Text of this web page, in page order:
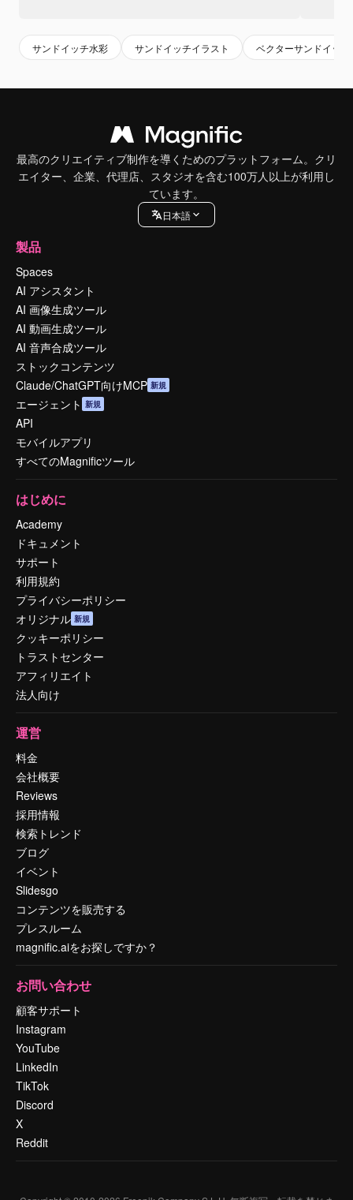
サンドイッチ水彩 サンドイッチイラスト ベクターサンドイッ
最高のクリエイティブ制作を導くためのプラットフォーム。クリ
エイター、企業、代理店、スタジオを含む100万人以上が利用し
ています。
日本語
製品
Spaces
AI アシスタント
AI 画像生成ツール
AI 動画生成ツール
AI 音声合成ツール
ストックコンテンツ
Claude/ChatGPT向けMCP 新規
エージェント 新規
API
モバイルアプリ
すべてのMagnificツール
はじめに
Academy
ドキュメント
サポート
利用規約
プライバシーポリシー
オリジナル 新規
クッキーポリシー
トラストセンター
アフィリエイト
法人向け
運営
料金
会社概要
Reviews
採用情報
検索トレンド
ブログ
イベント
Slidesgo
コンテンツを販売する
プレスルーム
magnific.aiをお探しですか？
お問い合わせ
顧客サポート
Instagram
YouTube
LinkedIn
TikTok
Discord
X
Reddit